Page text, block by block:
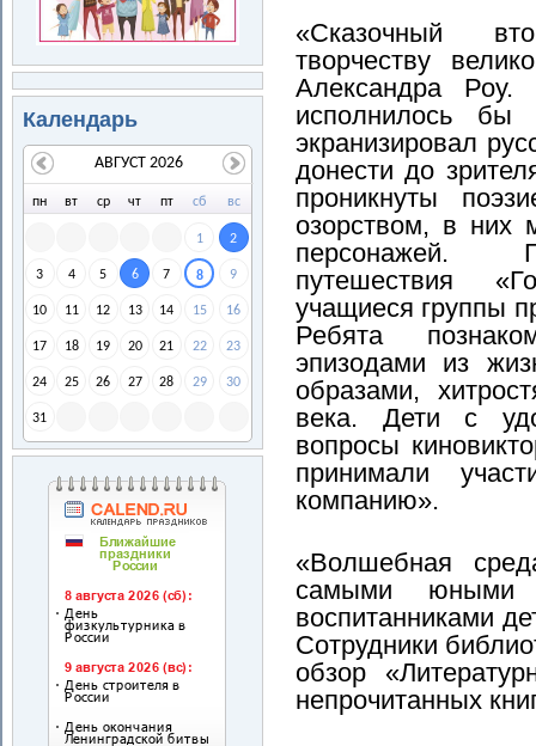
Календарь
пн вт ср чт пт сб вс
1 2
3 4 5 6 7 8 9
10 11 12 13 14 15 16
17 18 19 20 21 22 23
24 25 26 27 28 29 30
31
АВГУСТ 2026
«Сказочный
творчеству
Александра
исполнилось бы
экранизировал
донести до
проникнуты
озорством, в них
персонажей.
путешествия
учащиеся группы
Ребята
эпизодами из
образами,
века. Дети с
вопросы
принимали
компанию».
«Волшебная
самыми юными
воспитанниками
Сотрудники
обзор
непрочитанных